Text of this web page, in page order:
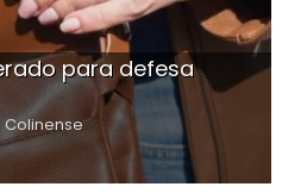
para defesa
Colinense